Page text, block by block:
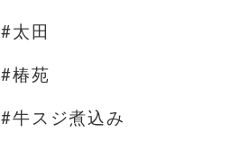
#太田
#椿苑
#牛スジ煮込み